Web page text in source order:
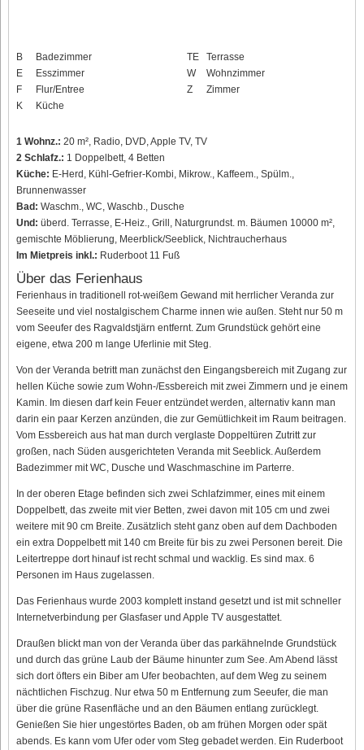
B
Badezimmer
E
Esszimmer
F
Flur/Entree
K
Küche
TE
Terrasse
W
Wohnzimmer
Z
Zimmer
1 Wohnz.: 20 m², Radio, DVD, Apple TV, TV
2 Schlafz.: 1 Doppelbett, 4 Betten
Küche: E-Herd, Kühl-Gefrier-Kombi, Mikrow., Kaffeem., Spülm.,
Brunnenwasser
Bad: Waschm., WC, Waschb., Dusche
Und: überd. Terrasse, E-Heiz., Grill, Naturgrundst. m. Bäumen 10000 m²,
gemischte Möblierung, Meerblick/Seeblick, Nichtraucherhaus
Im Mietpreis inkl.: Ruderboot 11 Fuß
Über das Ferienhaus
Ferienhaus in traditionell rot-weißem Gewand mit herrlicher Veranda zur
Seeseite und viel nostalgischem Charme innen wie außen. Steht nur 50 m
vom Seeufer des Ragvaldstjärn entfernt. Zum Grundstück gehört eine
eigene, etwa 200 m lange Uferlinie mit Steg.
Von der Veranda betritt man zunächst den Eingangsbereich mit Zugang zur
hellen Küche sowie zum Wohn-/Essbereich mit zwei Zimmern und je einem
Kamin. Im diesen darf kein Feuer entzündet werden, alternativ kann man
darin ein paar Kerzen anzünden, die zur Gemütlichkeit im Raum beitragen.
Vom Essbereich aus hat man durch verglaste Doppeltüren Zutritt zur
großen, nach Süden ausgerichteten Veranda mit Seeblick. Außerdem
Badezimmer mit WC, Dusche und Waschmaschine im Parterre.
In der oberen Etage befinden sich zwei Schlafzimmer, eines mit einem
Doppelbett, das zweite mit vier Betten, zwei davon mit 105 cm und zwei
weitere mit 90 cm Breite. Zusätzlich steht ganz oben auf dem Dachboden
ein extra Doppelbett mit 140 cm Breite für bis zu zwei Personen bereit. Die
Leitertreppe dort hinauf ist recht schmal und wacklig. Es sind max. 6
Personen im Haus zugelassen.
Das Ferienhaus wurde 2003 komplett instand gesetzt und ist mit schneller
Internetverbindung per Glasfaser und Apple TV ausgestattet.
Draußen blickt man von der Veranda über das parkähnelnde Grundstück
und durch das grüne Laub der Bäume hinunter zum See. Am Abend lässt
sich dort öfters ein Biber am Ufer beobachten, auf dem Weg zu seinem
nächtlichen Fischzug. Nur etwa 50 m Entfernung zum Seeufer, die man
über die grüne Rasenfläche und an den Bäumen entlang zurücklegt.
Genießen Sie hier ungestörtes Baden, ob am frühen Morgen oder spät
abends. Es kann vom Ufer oder vom Steg gebadet werden. Ein Ruderboot